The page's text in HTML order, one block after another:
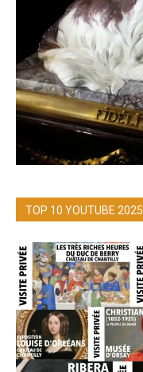
TOP 10 YOUTUBE 2025